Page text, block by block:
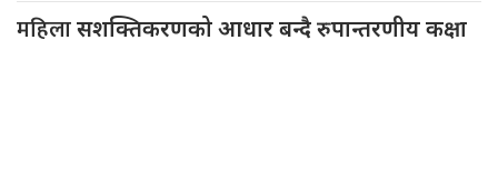
महिलासशक्तिकरणको आधार बन्दै रुपान्तरणीय कक्षा